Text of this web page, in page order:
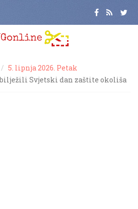
5. lipnja 2026. Petak
Svjetski dan zaštite okoliša